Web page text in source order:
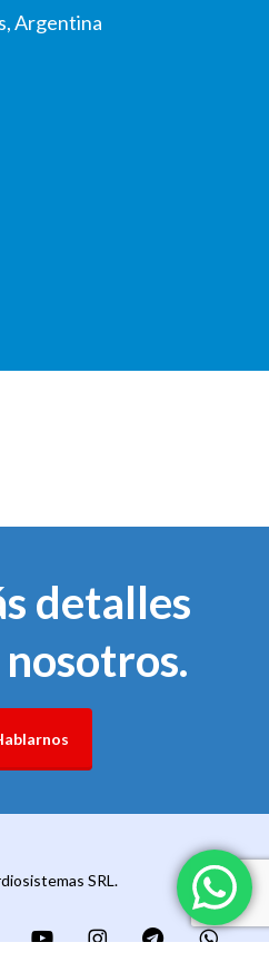
Argentina
detalles
SRL.
youtubeinstagramtelegramwhatsapp